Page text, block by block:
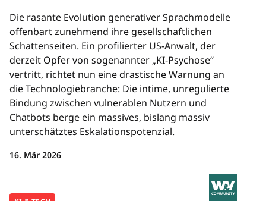
Die rasante Evolution generativer Sprachmodelle
offenbart zunehmend ihre gesellschaftlichen
Schattenseiten. Ein profilierter US-Anwalt, der
derzeit Opfer von sogenannter „KI-Psychose“
vertritt, richtet nun eine drastische Warnung an
die Technologiebranche: Die intime, unregulierte
Bindung zwischen vulnerablen Nutzern und
Chatbots berge ein massives, bislang massiv
unterschätztes Eskalationspotenzial.
16. Mär 2026